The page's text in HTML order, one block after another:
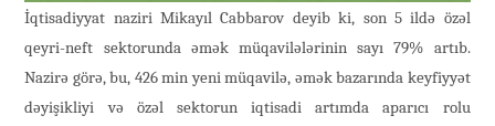
İqtisadiyyat naziri Mikayıl Cabbarov deyib ki, son 5 ildə özəl
qeyri-neft sektorunda əmək müqavilələrinin sayı 79% artıb.
Nazirə görə, bu, 426 min yeni müqavilə, əmək bazarında keyfiyyət
dəyişikliyi və özəl sektorun iqtisadi artımda aparıcı rolu